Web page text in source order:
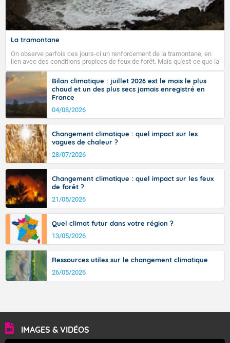
Fermer
La tramontane
On observe parfois ces jours-ci un renforcement de la tramontane, en
lien avec des conditions propices de feux de forêt. Mais qu'est-ce que la
tramontane ? Quelles sont ses caractéristiques ? La tramontane est un
vent turbulent soufflant de secteur nord-ouest à nord, ou ouest à nord-
ouest, dans un secteur qui part du Roussillon à la vallée de l’Aude et à
l’ouest de l’Hérault. L’étymologie de ce vent vient du latin trasmontanus,
signifiant au-delà des monts, en allusion aux régions montagneuses
d’où provient ce vent.
Bilan climatique : juillet 2026 est le mois le plus
chaud et un des plus secs jamais enregistré en
France
04/08/2026
Changement climatique : quel impact sur les
vagues de chaleur ?
28/07/2026
Changement climatique : quel impact sur les feux
de forêt ?
21/05/2026
Quel climat futur dans votre région ?
13/05/2026
Ressources utiles sur le changement climatique
26/05/2026
IMAGES & VIDÉOS